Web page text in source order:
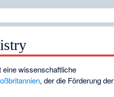
eine wissenschaftliche
, der die Förderung der